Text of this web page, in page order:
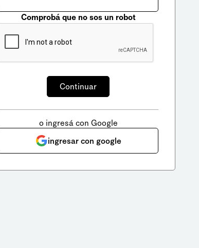
Comprobá que no sos un robot
o ingresá con Google
ingresar con google